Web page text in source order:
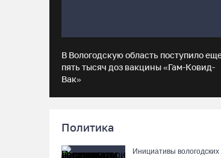
В Вологодскую область поступило
пять тысяч доз вакцины «Гам-Ковид-
Вак»
Политика
Инициативы вологодских